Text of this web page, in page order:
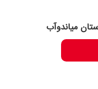
میاندوآب